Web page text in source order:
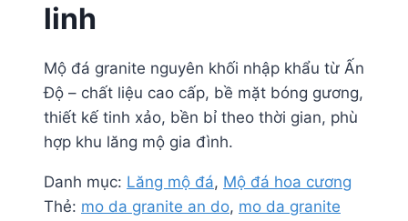
linh
Mộ đá granite nguyên khối nhập khẩu từ Ấn
Độ – chất liệu cao cấp, bề mặt bóng gương,
thiết kế tinh xảo, bền bỉ theo thời gian, phù
hợp khu lăng mộ gia đình.
Danh mục: Lăng mộ đá, Mộ đá hoa cương
Thẻ: mo da granite an do, mo da granite